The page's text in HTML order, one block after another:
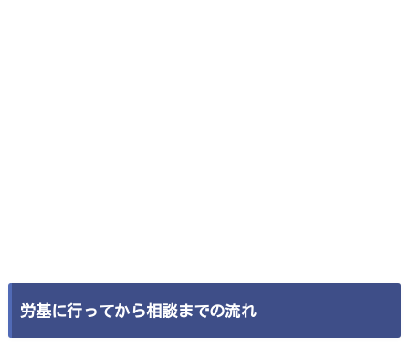
労基に行ってから相談までの流れ